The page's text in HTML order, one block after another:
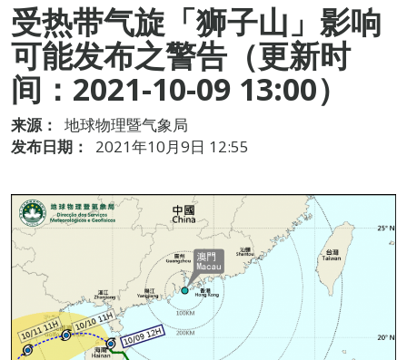
受热带气旋「狮子山」影响
可能发布之警告（更新时
间：2021-10-09 13:00）
来源：
地球物理暨气象局
发布日期：
2021年10月9日 12:55